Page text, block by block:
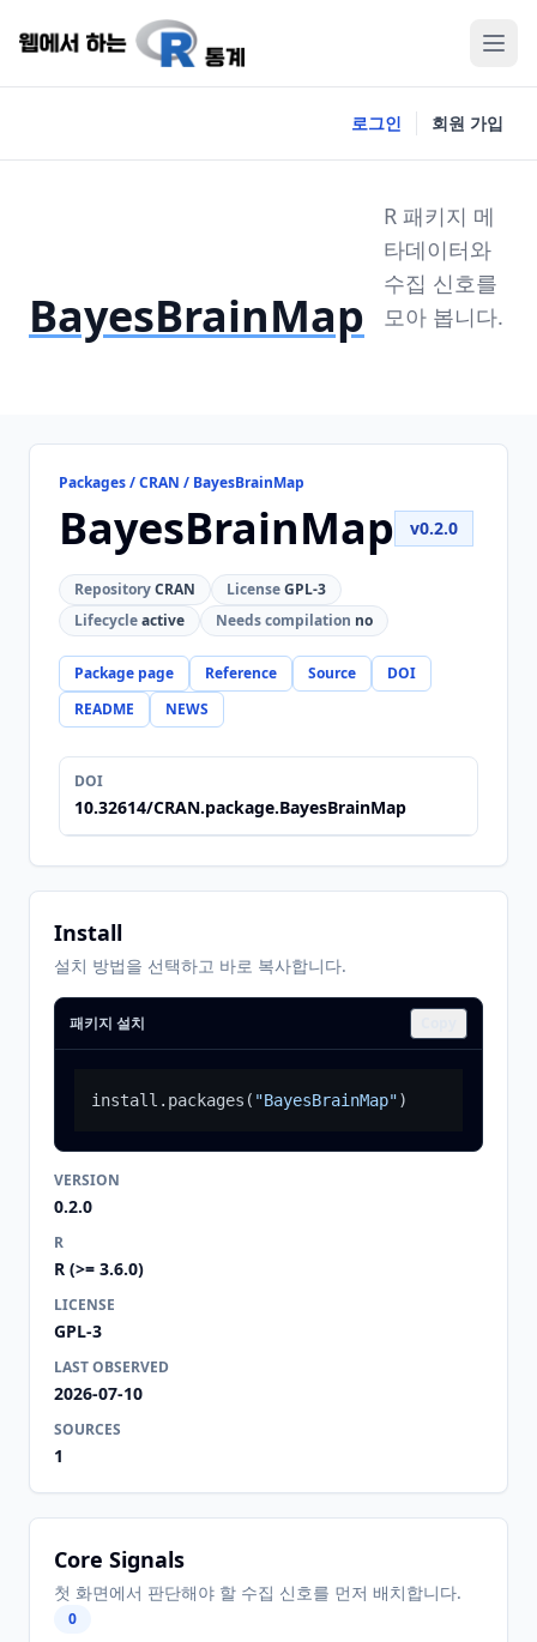
로그인 회원 가입
BayesBrainMap
R 패키지 메
타데이터와
수집 신호를
모아 봅니다.
Packages / CRAN / BayesBrainMap
BayesBrainMap v0.2.0
RepositoryCRAN LicenseGPL-3
Lifecycleactive Needs compilation no
Package page Reference Source
DOI
README
NEWS
DOI
10.32614/CRAN.package.BayesBrainMap
Install
설치 방법을 선택하고 바로 복사합니다.
패키지 설치
install.packages ( "BayesBrainMap")
VERSION
0.2.0
R
R (>= 3.6.0)
LICENSE
GPL-3
LAST OBSERVED
2026-07-10
SOURCES
1
Core Signals
첫 화면에서 판단해야 할 수집 신호를 먼저 배치합니다.
0